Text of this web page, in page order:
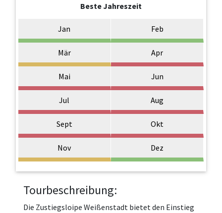
Beste Jahreszeit
Jan Feb
Mär Apr
Mai Jun
Jul Aug
Sept Okt
Nov Dez
Tourbeschreibung:
Die Zustiegsloipe Weißenstadt bietet den Einstieg